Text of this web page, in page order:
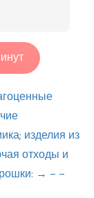
изделия из
отходы и
→ – –